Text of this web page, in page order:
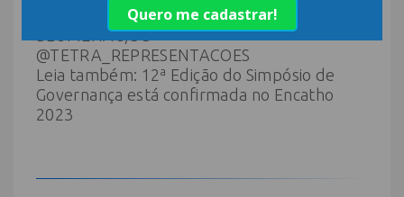
JARDIM BLUMENAU – 89010-330 –
BLUMENAU/SC
@TETRA_REPRESENTACOES
Leia também: 12ª Edição do Simpósio de
Governança está confirmada no Encatho
2023